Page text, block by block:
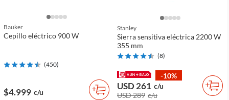
Bauker
Cepillo eléctrico 900 W
(450)
$4.999 c/u
Stanley
Sierra sensitiva eléctrica 2200 W
355 mm
(8)
-10%
USD 261 c/u
USD 289 c/u